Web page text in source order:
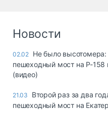
Новости
02.02 Не было высотомера:
пешеходный мост на Р-158
(видео)
21.03
Второй раз за два
пешеходный мост на